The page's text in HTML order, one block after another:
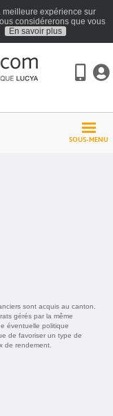
meilleure expérience sur
considérerons que vous
En savoir plus
SOUS-MENU
sont acquis au canton.
gérés par la même
éventuelle politique
de favoriser un type de
de rendement.